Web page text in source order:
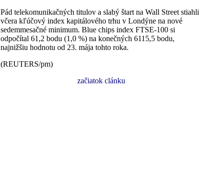
Pád telekomunikačných titulov a slabý štart na Wall Street stiahli
včera kľúčový index kapitálového trhu v Londýne na nové
sedemmesačné minimum. Blue chips index FTSE-100 si
odpočítal 61,2 bodu (1,0 %) na konečných 6115,5 bodu,
najnižšiu hodnotu od 23. mája tohto roka.
(REUTERS/pm)
začiatok clánku